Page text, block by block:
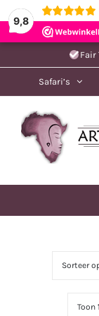
9,8
naar
Fair
Safari’s
Sorteer
Toon